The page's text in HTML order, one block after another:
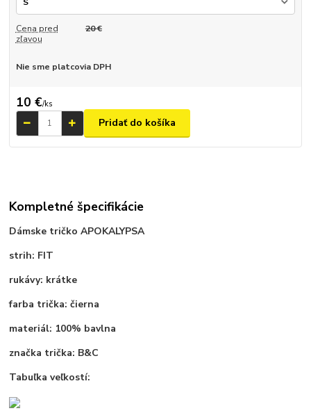
Cena pred
zľavou
20 €
Nie sme platcovia DPH
10 €/ks
Pridať do košíka
Kompletné špecifikácie
Dámske tričko APOKALYPSA
strih: FIT
rukávy: krátke
farba trička: čierna
materiál: 100% bavlna
značka trička: B&C
Tabuľka veľkostí: